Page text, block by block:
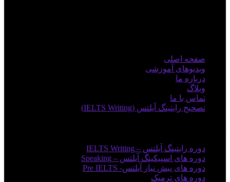
صفحه اصلی
ویدیوهای آموزشی
درباره ما
وبلاگ
تماس با ما
تصحیح رایتینگ آیلتس (IELTS Writing)
دوره رایتینگ آیلتس – IELTS Writing
دوره های اسپیکینگ آیلتس – Speaking
دوره های پیش نیاز آیلتس- Pre IELTS
دوره های ترمیک